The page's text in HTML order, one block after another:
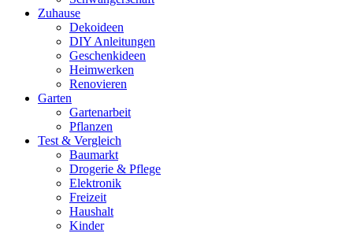
Zuhause
Dekoideen
DIY Anleitungen
Geschenkideen
Heimwerken
Renovieren
Garten
Gartenarbeit
Pflanzen
Test & Vergleich
Baumarkt
Drogerie & Pflege
Elektronik
Freizeit
Haushalt
Kinder